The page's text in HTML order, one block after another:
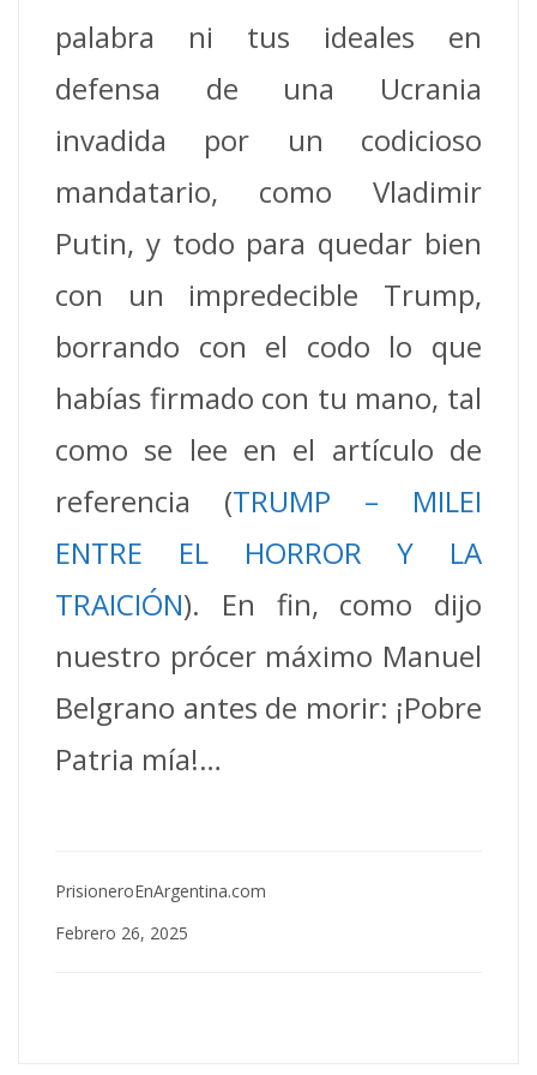
palabra ni tus ideales en
defensa de una Ucrania
invadida por un codicioso
mandatario, como Vladimir
Putin, y todo para quedar bien
con un impredecible Trump,
borrando con el codo lo que
habías firmado con tu mano, tal
como se lee en el artículo de
referencia (TRUMP – MILEI
ENTRE EL HORROR Y LA
TRAICIÓN). En fin, como dijo
nuestro prócer máximo Manuel
Belgrano antes de morir: ¡Pobre
Patria mía!…
PrisioneroEnArgentina.com
Febrero 26, 2025